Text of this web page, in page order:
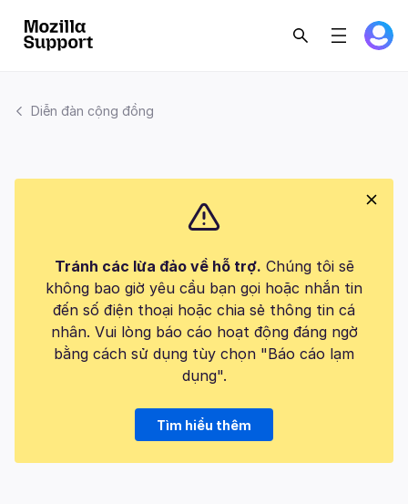
Diễn đàn cộng đồng
Tránh các lừa đảo về hỗ trợ. Chúng tôi sẽ
không bao giờ yêu cầu bạn gọi hoặc nhắn tin
đến số điện thoại hoặc chia sẻ thông tin cá
nhân. Vui lòng báo cáo hoạt động đáng ngờ
bằng cách sử dụng tùy chọn "Báo cáo lạm
dụng".
Tìm hiểu thêm